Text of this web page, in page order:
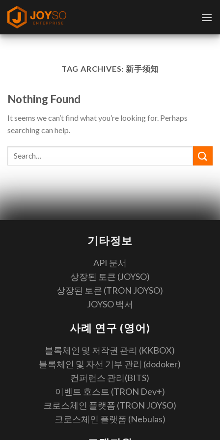
Skip
content
TAG ARCHIVES: 新手须知
Nothing Found
It seems we can’t find what you’re looking for. Perhaps
searching can help.
기타정보
API 문서
상장된 토큰 (JOYSO)
상장된 토큰 (TRON JOYSO)
JOYSO 백서
사례 연구 (영어)
블록체인 및 저작권 관리 (KKBOX)
블록체인 및 자선 기부 관리 (dodoker)
컨퍼런스 관리(BITS)
이벤트 호스트 (TRON Dev+)
크로스체인 플랫폼 (TRON JOYSO)
크로스체인 플랫폼 (Nebulas)